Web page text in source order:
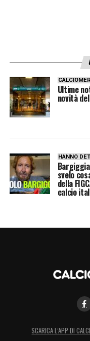
cosiddetti big
le difficoltà di
LA PLAYLIST
Ultime
novità
HANNO
svelo
della
calcio
SCARICA L’APP DI